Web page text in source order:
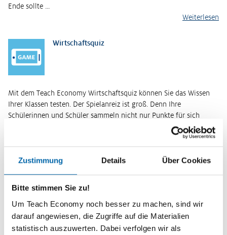
Zustimmung Details Über Cookies
Bitte stimmen Sie zu!
Um Teach Economy noch besser zu machen, sind wir
darauf angewiesen, die Zugriffe auf die Materialien
statistisch auszuwerten. Dabei verfolgen wir als
Ende sollte …
Weiterlesen
Wirtschaftsquiz
Mit dem Teach Economy Wirtschaftsquiz können Sie das Wissen
Ihrer Klassen testen. Der Spielanreiz ist groß. Denn Ihre
Schülerinnen und Schüler sammeln nicht nur Punkte für sich
Weiterlesen
Kurzinformationen
Themenbereich
Grundannahmen ökonomischen Denkens
Zeitbedarf
2 Unterrichtsstunden